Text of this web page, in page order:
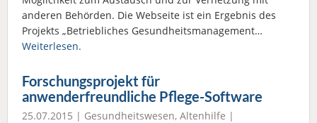
anderen Behörden. Die Webseite ist ein Ergebnis des
Projekts „Betriebliches Gesundheitsmanagement…
Weiterlesen.
Forschungsprojekt für
anwenderfreundliche Pflege-Software
25.07.2015 | Gesundheitswesen, Altenhilfe |